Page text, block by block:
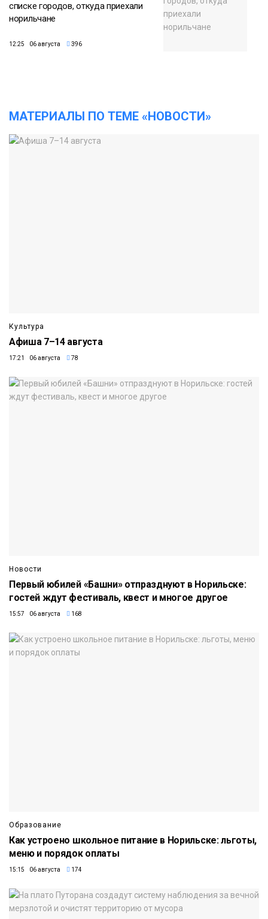
списке городов, откуда приехали
норильчане
12:25 06 августа 396
МАТЕРИАЛЫ ПО ТЕМЕ «НОВОСТИ»
Культура
Афиша 7–14 августа
17:21 06 августа 78
Новости
Первый юбилей «Башни» отпразднуют в Норильске:
гостей ждут фестиваль, квест и многое другое
15:57 06 августа 168
Образование
Как устроено школьное питание в Норильске: льготы,
меню и порядок оплаты
15:15 06 августа 174